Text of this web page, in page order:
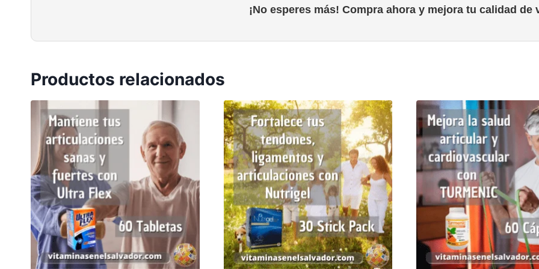
¡No esperes más! Compra ahora y mejora tu calidad de
Productos relacionados